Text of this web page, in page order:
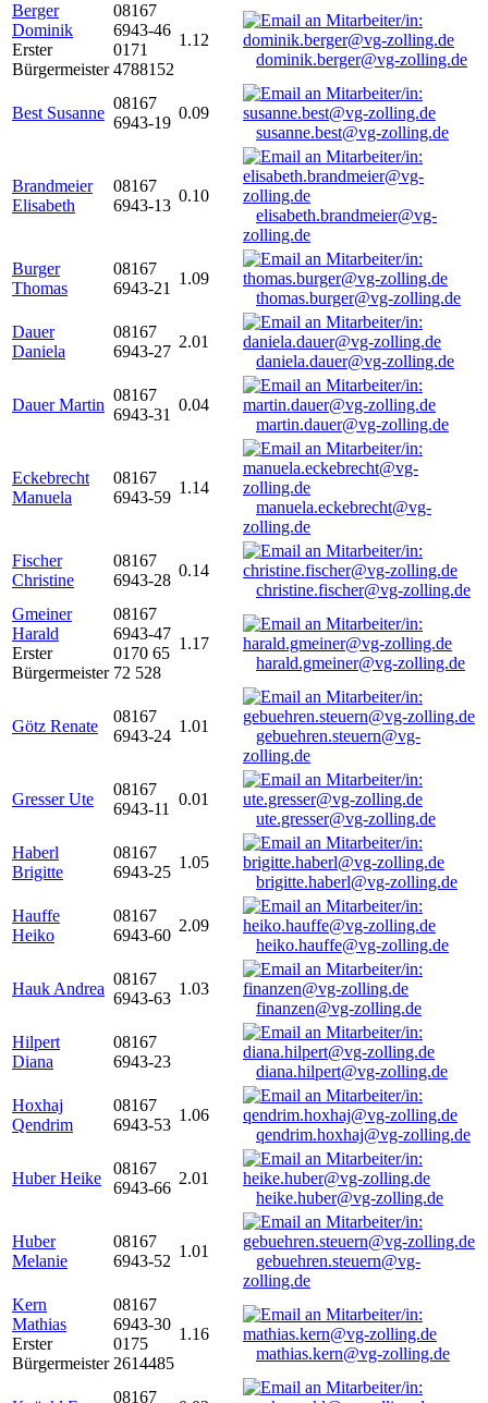
Berger
Dominik
Erster
Bürgermeister
08167
6943-46
0171
4788152
1.12
dominik.berger@vg-zolling.de
Best Susanne
08167
6943-19
0.09
susanne.best@vg-zolling.de
Brandmeier
Elisabeth
08167
6943-13
0.10
elisabeth.brandmeier@vg-
zolling.de
Burger
Thomas
08167
6943-21
1.09
thomas.burger@vg-zolling.de
Dauer
Daniela
08167
6943-27
2.01
daniela.dauer@vg-zolling.de
Dauer Martin
08167
6943-31
0.04
martin.dauer@vg-zolling.de
Eckebrecht
Manuela
08167
6943-59
1.14
manuela.eckebrecht@vg-
zolling.de
Fischer
Christine
08167
6943-28
0.14
christine.fischer@vg-zolling.de
Gmeiner
Harald
Erster
Bürgermeister
08167
6943-47
0170 65
72 528
1.17
harald.gmeiner@vg-zolling.de
Götz Renate
08167
6943-24
1.01
gebuehren.steuern@vg-
zolling.de
Gresser Ute
08167
6943-11
0.01
ute.gresser@vg-zolling.de
Haberl
Brigitte
08167
6943-25
1.05
brigitte.haberl@vg-zolling.de
Hauffe
Heiko
08167
6943-60
2.09
heiko.hauffe@vg-zolling.de
Hauk Andrea
08167
6943-63
1.03
finanzen@vg-zolling.de
Hilpert
Diana
08167
6943-23
diana.hilpert@vg-zolling.de
Hoxhaj
Qendrim
08167
6943-53
1.06
qendrim.hoxhaj@vg-zolling.de
Huber Heike
08167
6943-66
2.01
heike.huber@vg-zolling.de
Huber
Melanie
08167
6943-52
1.01
gebuehren.steuern@vg-
zolling.de
Kern
Mathias
Erster
Bürgermeister
08167
6943-30
0175
2614485
1.16
mathias.kern@vg-zolling.de
08167